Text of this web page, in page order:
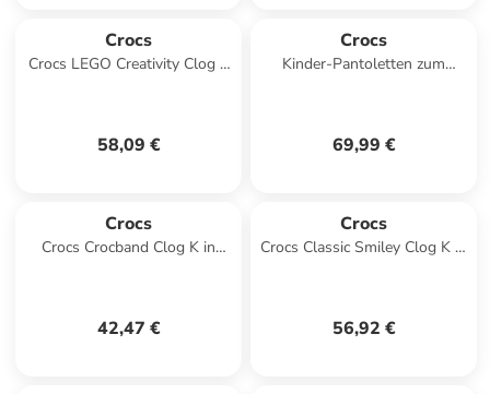
Crocs
Crocs LEGO Creativity Clog K
58,09 €
Crocs
Kinder-Pantoletten zum
69,99 €
Crocs
Crocs Crocband Clog K in
42,47 €
Crocs
Crocs Classic Smiley Clog K in
56,92 €